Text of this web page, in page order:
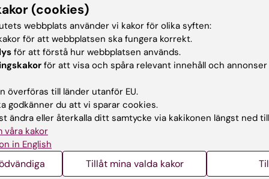
MOLECULAR LIFE SCIENCES.
β-cell survival and function in a model of type 2
islet amyloid polypeptide overexpression.
C; Visa M; Montane J; Servitja J-M; Novials A
CELLULAR ENDOCRINOLOGY.
ameliorates β-cell dysfunction in pancreatic islets
islet amyloid polypeptide.
Obach M; Cadavez L; Castaño C; Alcarraz-Vizán G;
M; Servitja JM; Novials A
2015;29(7):2970-2979
exerts a novel autocrine action in β-cell signaling
(cookies)
webbplats använder vi kakor för olika syften:
för att webbplatsen ska fungera korrekt.
för att förstå hur webbplatsen används.
för att visa och spåra relevant innehåll och
överföras till länder utanför EU.
godkänner du att vi sparar cookies.
ändra eller återkalla ditt samtycke via kakikonen längst ned
våra kakor
in English
Tillåt mina valda kakor